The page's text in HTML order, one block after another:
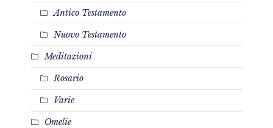
Antico Testamento
Nuovo Testamento
Meditazioni
Rosario
Varie
Omelie